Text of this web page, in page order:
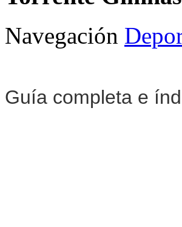
Navegación
Guía completa e